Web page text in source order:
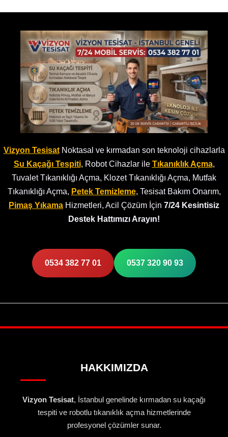
Vizyon TesisatNoktasal ve kırmadan son teknoloji cihazlarla
Su Kaçağı Tespiti, Robot Cihazlar ile Tıkanıklık Açma,
Tuvalet Tıkanıklığı Açma, Klozet Tıkanıklığı Açma, Mutfak
Tıkanıklığı Açma, Petek Temizleme, Tesisat Bakım Onarım,
Pimaş Yıkama Hizmetleri, Acil Çözüm İçin 7/24 Kesintisiz
Destek Hattımızı Arayın!
0534 382 77 01 0537 320 90 93
HAKKIMIZDA
Vizyon Tesisat, İstanbul genelinde kırmadan su kaçağı
tespiti ve robotlu tıkanıklık açma hizmetlerinde
profesyonel çözümler sunar.